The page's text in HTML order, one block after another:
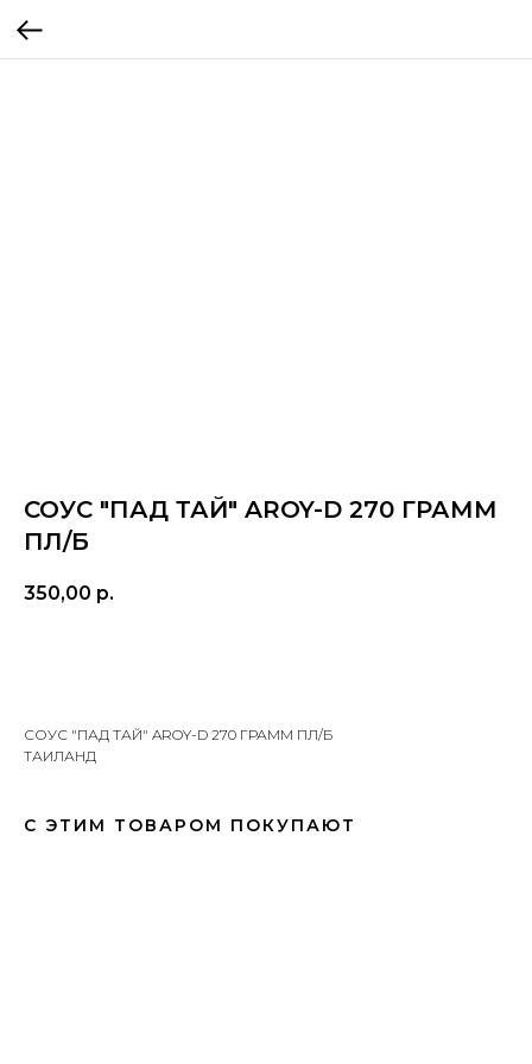
СОУС "ПАД ТАЙ" AROY-D 270 ГРАММ
ПЛ/Б
350,00 р.
СОУС "ПАД ТАЙ" AROY-D 270 ГРАММ ПЛ/Б
ТАИЛАНД
С ЭТИМ ТОВАРОМ ПОКУПАЮТ